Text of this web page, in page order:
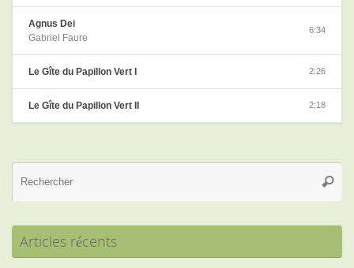
Agnus Dei
Gabriel Faure
6:34
Le Gîte du Papillon Vert I 2:26
Le Gîte du Papillon Vert II 2:18
Articles récents